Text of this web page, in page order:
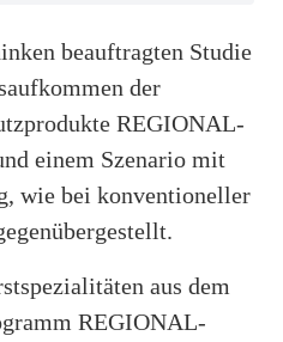
beauftragten Studie
der
REGIONAL-
einem Szenario mit
wie bei konventioneller
aus dem
REGIONAL-